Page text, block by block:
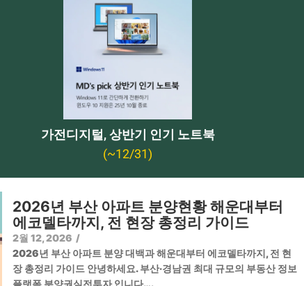
가전디지털, 상반기 인기 노트북
(~12/31)
2026년 부산 아파트 분양현황 해운대부터
에코델타까지, 전 현장 총정리 가이드
2월 12, 2026 /
2026년 부산 아파트 분양 대백과 해운대부터 에코델타까지, 전 현
장 총정리 가이드 안녕하세요. 부산·경남권 최대 규모의 부동산 정보